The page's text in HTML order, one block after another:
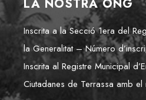
LA NOSTRA ONG
Inscrita a la Secció 1era del
la Generalitat – Número
Inscrita al Registre Municipal
Ciutadanes de Terrassa amb